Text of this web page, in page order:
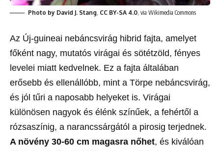
Photo by David J. Stang, CC BY-SA 4.0, via Wikimedia Commons
Az Új-guineai nebáncsvirág hibrid fajta, amelyet
főként nagy, mutatós virágai és sötétzöld, fényes
levelei miatt kedvelnek. Ez a fajta általában
erősebb és ellenállóbb, mint a Törpe nebáncsvirág,
és jól tűri a naposabb helyeket is. Virágai
különösen nagyok és élénk színűek, a fehértől a
rózsaszínig, a narancssárgától a pirosig terjednek.
A növény 30-60 cm magasra nőhet, és kiválóan